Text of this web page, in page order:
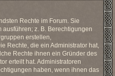
Rechte im Forum. Sie
ausführen; z. B. Berechtigungen
erstellen,
Rechte, die ein Administrator hat,
Rechte ihnen ein Gründer des
erteilt hat. Administratoren
haben, wenn ihnen das